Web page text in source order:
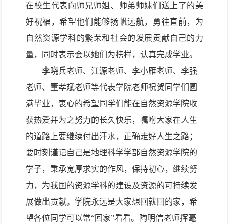
在校生代表向师兄师姐 、 师弟师妹们 送上 了的美
好祝福，希望他们能够扬帆远航，勇往直前，为
自然资源学科的繁荣和社会的发展贡献自己的力
量，同时表示会以她们为榜样，认真完成学业。
李晓兵老师、 江源老师、李小雁老师、李强
老师、董孝斌老师等代表学院老师祝贺同学们 圆
满毕业， 衷心的希望 同学们 能在自然资源学院收
获热爱并为之努力的长久快乐， 嘱咐大家在人生
的道路上要继续付出汗水， 正确走好人生之路；
要时刻谨记自己是地理科学学部自然资源学院的
学子， 秉承宽厚求实的作风， 保持初心，继续努
力，为我国的资源学科的建设及资源的可持续发
展做出贡献。学院永远是大家想回就回的家， 希
望各位同学可以常“回家”看看。
陶明信老师挥毫